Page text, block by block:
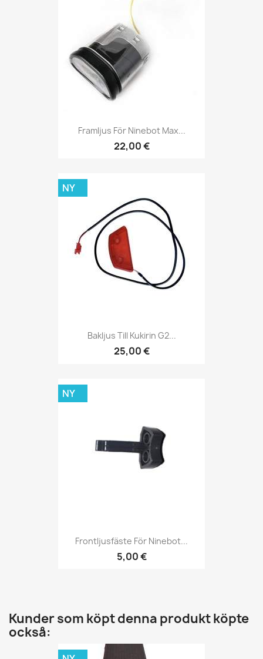
Framljus För Ninebot Max...
22,00 €
Bakljus Till Kukirin G2...
25,00 €
NY
Frontljusfäste För Ninebot...
5,00 €
NY
Kunder som köpt denna produkt köpte
också: